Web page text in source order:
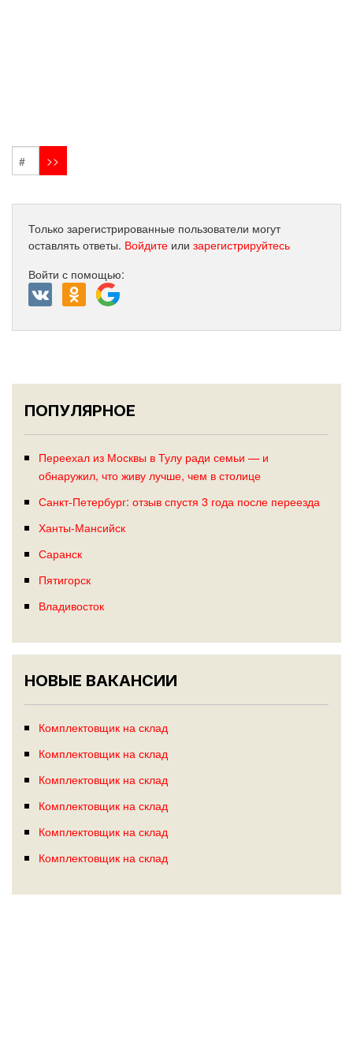
Только зарегистрированные пользователи могут
оставлять ответы. Войдите или зарегистрируйтесь
Войти с помощью:
ПОПУЛЯРНОЕ
Переехал из Москвы в Тулу ради семьи — и
обнаружил, что живу лучше, чем в столице
Санкт-Петербург: отзыв спустя 3 года после переезда
Ханты-Мансийск
Саранск
Пятигорск
Владивосток
НОВЫЕ ВАКАНСИИ
Комплектовщик на склад
Комплектовщик на склад
Комплектовщик на склад
Комплектовщик на склад
Комплектовщик на склад
Комплектовщик на склад